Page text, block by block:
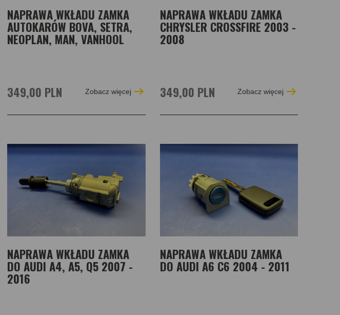
NAPRAWA WKŁADU ZAMKA
AUTOKARÓW BOVA, SETRA,
NEOPLAN, MAN, VANHOOL
349,00 PLN Zobacz więcej
NAPRAWA WKŁADU ZAMKA
CHRYSLER CROSSFIRE 2003 -
2008
349,00 PLN Zobacz więcej
NAPRAWA WKŁADU ZAMKA
DO AUDI A4, A5, Q5 2007 -
2016
NAPRAWA WKŁADU ZAMKA
DO AUDI A6 C6 2004 - 2011